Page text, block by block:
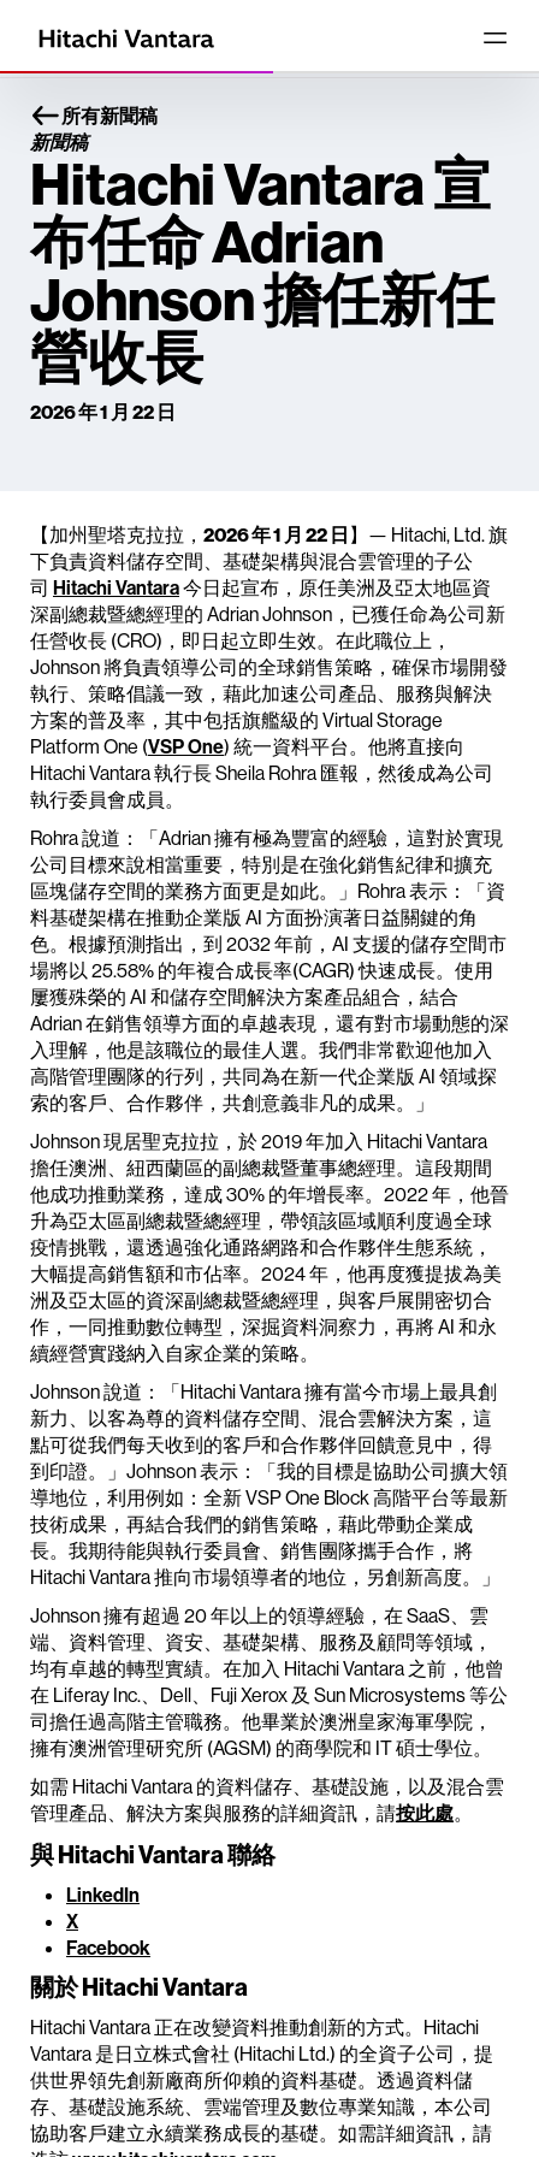
所有新聞稿
新聞稿
Hitachi Vantara 宣
布任命 Adrian
Johnson 擔任新任
營收長
2026 年 1 月 22 日
【加州聖塔克拉拉， 2026 年 1 月 22 日 】— Hitachi, Ltd. 旗
下負責資料儲存空間、基礎架構與混合雲管理的子公
司 Hitachi Vantara今日起宣布，原任美洲及亞太地區資
深副總裁暨總經理的 Adrian Johnson，已獲任命為公司新
任營收長 (CRO)，即日起立即生效。在此職位上，
Johnson 將負責領導公司的全球銷售策略，確保市場開發
執行、策略倡議一致，藉此加速公司產品、服務與解決
方案的普及率，其中包括旗艦級的 Virtual Storage
Platform One (VSP One) 統一資料平台。他將直接向
Hitachi Vantara 執行長 Sheila Rohra 匯報，然後成為公司
執行委員會成員。
Rohra 說道：「Adrian 擁有極為豐富的經驗，這對於實現
公司目標來說相當重要，特別是在強化銷售紀律和擴充
區塊儲存空間的業務方面更是如此。」Rohra 表示：「資
料基礎架構在推動企業版 AI 方面扮演著日益關鍵的角
色。根據預測指出，到 2032 年前，AI 支援的儲存空間市
場將以 25.58% 的年複合成長率(CAGR) 快速成長。使用
屢獲殊榮的 AI 和儲存空間解決方案產品組合，結合
Adrian 在銷售領導方面的卓越表現，還有對市場動態的深
入理解，他是該職位的最佳人選。我們非常歡迎他加入
高階管理團隊的行列，共同為在新一代企業版 AI 領域探
索的客戶、合作夥伴，共創意義非凡的成果。」
Johnson 現居聖克拉拉，於 2019 年加入 Hitachi Vantara
擔任澳洲、紐西蘭區的副總裁暨董事總經理。這段期間
他成功推動業務，達成 30% 的年增長率。2022 年，他晉
升為亞太區副總裁暨總經理，帶領該區域順利度過全球
疫情挑戰，還透過強化通路網路和合作夥伴生態系統，
大幅提高銷售額和市佔率。2024 年，他再度獲提拔為美
洲及亞太區的資深副總裁暨總經理，與客戶展開密切合
作，一同推動數位轉型，深掘資料洞察力，再將 AI 和永
續經營實踐納入自家企業的策略。
Johnson 說道：「Hitachi Vantara 擁有當今市場上最具創
新力、以客為尊的資料儲存空間、混合雲解決方案，這
點可從我們每天收到的客戶和合作夥伴回饋意見中，得
到印證。」Johnson 表示：「我的目標是協助公司擴大領
導地位，利用例如：全新 VSP One Block 高階平台等最新
技術成果，再結合我們的銷售策略，藉此帶動企業成
長。我期待能與執行委員會、銷售團隊攜手合作，將
Hitachi Vantara 推向市場領導者的地位，另創新高度。」
Johnson 擁有超過 20 年以上的領導經驗，在 SaaS、雲
端、資料管理、資安、基礎架構、服務及顧問等領域，
均有卓越的轉型實績。在加入 Hitachi Vantara 之前，他曾
在 Liferay Inc.、Dell、Fuji Xerox 及 Sun Microsystems 等公
司擔任過高階主管職務。他畢業於澳洲皇家海軍學院，
擁有澳洲管理研究所 (AGSM) 的商學院和 IT 碩士學位。
如需 Hitachi Vantara 的資料儲存、基礎設施，以及混合雲
管理產品、解決方案與服務的詳細資訊，請按此處。
與 Hitachi Vantara 聯絡
LinkedIn
X
Facebook
關於 Hitachi Vantara
Hitachi Vantara 正在改變資料推動創新的方式。Hitachi
Vantara 是日立株式會社 (Hitachi Ltd.) 的全資子公司，提
供世界領先創新廠商所仰賴的資料基礎。透過資料儲
存、基礎設施系統、雲端管理及數位專業知識，本公司
協助客戶建立永續業務成長的基礎。如需詳細資訊，請